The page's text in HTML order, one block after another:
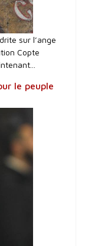
sur l’ange
Copte
le peuple